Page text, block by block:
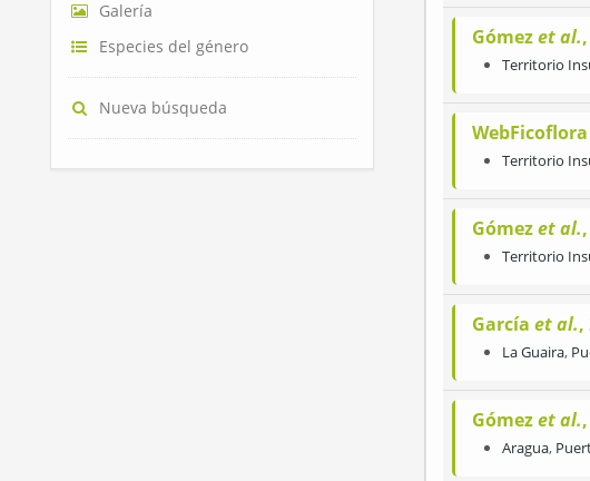
Galería
Especies del género
Nueva búsqueda
Gómezet al.
Territorio
WebFicoflora
Territorio
Gómezet al.
Territorio
García et al.,
La Guaira,
Gómezet al.
Aragua,